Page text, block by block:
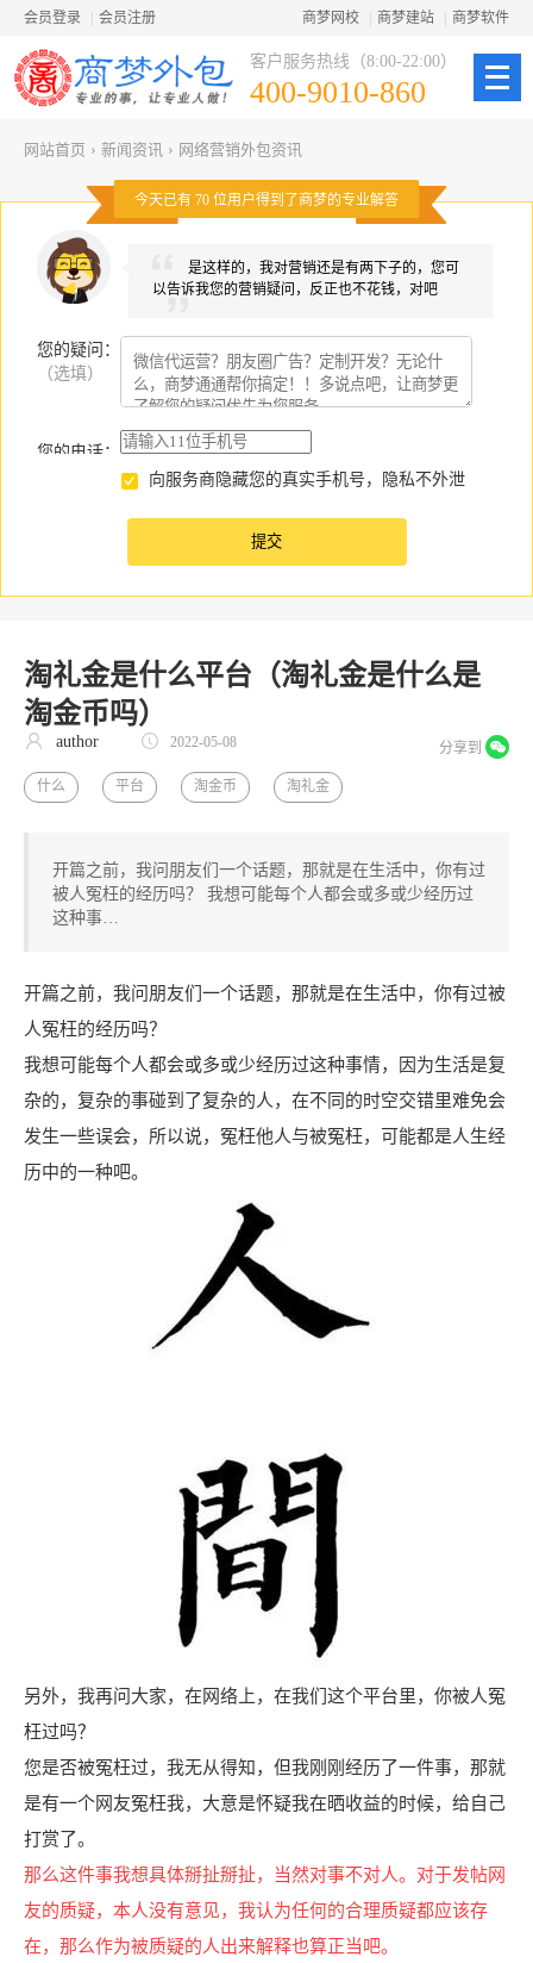
会员登录 会员注册 商梦网校 商梦建站 商梦软件
客户服务热线（8:00-22:00）
400-9010-860
网站首页 › 新闻资讯 › 网络营销外包资讯
今天已有 70 位用户得到了商梦的专业解答
是这样的，我对营销还是有两下子的，您可
以告诉我您的营销疑问，反正也不花钱，对吧
您的疑问
（选填）
：
您的电话：
向服务商隐藏您的真实手机号，隐私不外泄
淘礼金是什么平台（淘礼金是什么是
淘金币吗）
分享到
author 2022-05-08
什么 平台 淘金币 淘礼金
开篇之前，我问朋友们一个话题，那就是在生活中，你有过
被人冤枉的经历吗？ 我想可能每个人都会或多或少经历过
这种事…
开篇之前，我问朋友们一个话题，那就是在生活中，你有过被
人冤枉的经历吗？
我想可能每个人都会或多或少经历过这种事情，因为生活是复
杂的，复杂的事碰到了复杂的人，在不同的时空交错里难免会
发生一些误会，所以说，冤枉他人与被冤枉，可能都是人生经
历中的一种吧。
另外，我再问大家，在网络上，在我们这个平台里，你被人冤
枉过吗？
您是否被冤枉过，我无从得知，但我刚刚经历了一件事，那就
是有一个网友冤枉我，大意是怀疑我在晒收益的时候，给自己
打赏了。
那么这件事我想具体掰扯掰扯，当然对事不对人。对于发帖网
友的质疑，本人没有意见，我认为任何的合理质疑都应该存
在，那么作为被质疑的人出来解释也算正当吧。